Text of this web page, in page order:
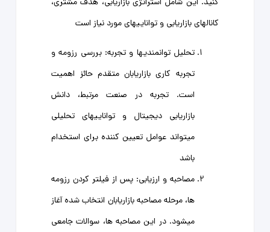
کانالهای بازاریابی و تواناییهای مورد نیاز است
تحلیل توانمندیها و تجربه: بررسی رزومه و
تجربه کاری بازاریابان متقدم حائز اهمیت
است. تجربه در صنعت مرتبط، دانش
بازاریابی دیجیتال و تواناییهای تحلیلی
میتواند عوامل تعیین کننده برای استخدام
باشد
مصاحبه و ارزیابی: پس از فیلتر کردن رزومه
ها، مرحله مصاحبه بازاریابان انتخاب شده آغاز
میشود. در این مصاحبه ها، سوالات جامعی